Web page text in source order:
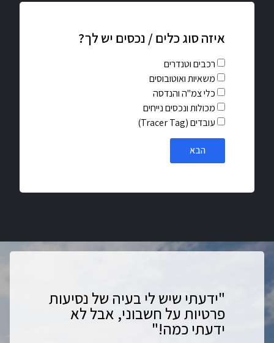
איזה סוג כלים / נכסים יש לך?
רכבים וטנדרים
משאיות ואוטובוסים
כלי צמ"ה והנדסה
מכולות ונכסים נייחים
עובדים (Tracer Tag)
הבא
"ידעתי שיש לי בעיה של נסיעות
פרטיות על חשבוני, אבל לא
ידעתי כמה!"